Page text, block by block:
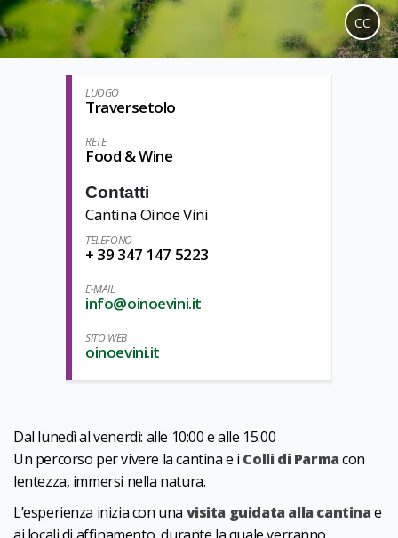
CC
LUOGO
Traversetolo
RETE
Food & Wine
Contatti
Cantina Oinoe Vini
TELEFONO
+ 39 347 147 5223
E-MAIL
info@oinoevini.it
SITO WEB
oinoevini.it
Dal lunedì al venerdì: alle 10:00 e alle 15:00
Un percorso per vivere la cantina e i Colli di Parmacon
lentezza, immersi nella natura.
L’esperienza inizia con una visita guidata alla cantinae